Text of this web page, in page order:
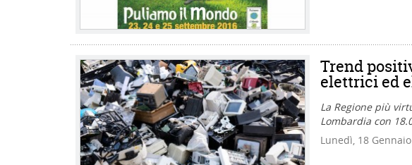
Trend
elettrici ed
La Regione più
Lombardia con
Lunedì, 18